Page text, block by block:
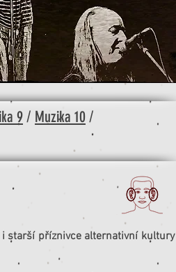
9/ Muzika 10/
starší příznivce alternativní kultury